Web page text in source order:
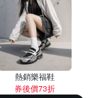
熱銷樂福鞋
券後價73折